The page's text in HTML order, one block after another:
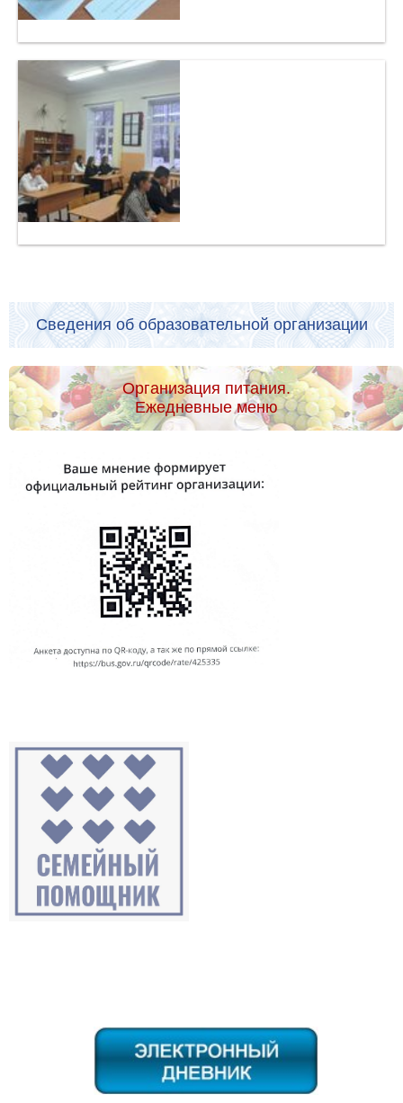
Сведения об образовательной организации
Организация питания.
Ежедневные меню